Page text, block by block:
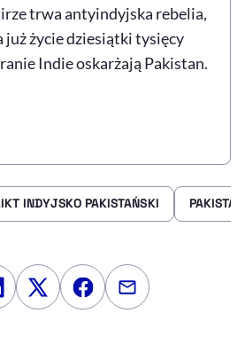
trwa antyindyjska rebelia,
już życie dziesiątki tysięcy
Indie oskarżają Pakistan.
INDYJSKO PAKISTAŃSKI PAKISTAN
artykułu na LinkedIn
Udostępnij na Twitterze
Udostępnij na
Udostępnij